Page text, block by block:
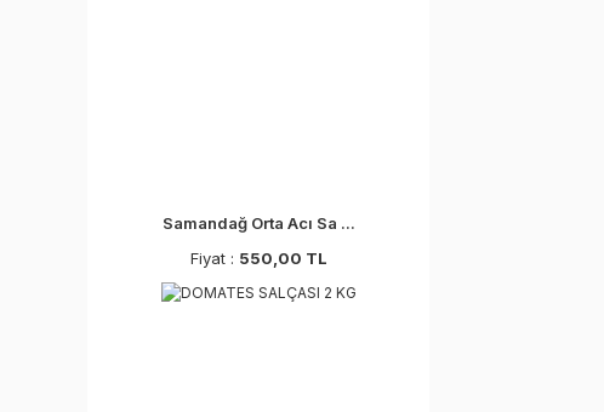
Samandağ Orta Acı Sa ...
Fiyat : 550,00 TL